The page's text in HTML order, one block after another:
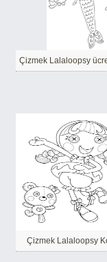
Çizmek Lalaloopsy
Çizmek Lalaloopsy